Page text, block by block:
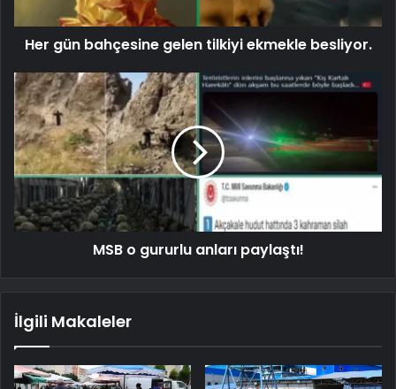
Her gün bahçesine gelen tilkiyi ekmekle besliyor.
MSB o gururlu anları paylaştı!
İlgili Makaleler